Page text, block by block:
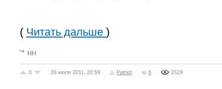
( Читать дальше )
нн
0 26 июля 2011, 20:59 Patriot 8 2529